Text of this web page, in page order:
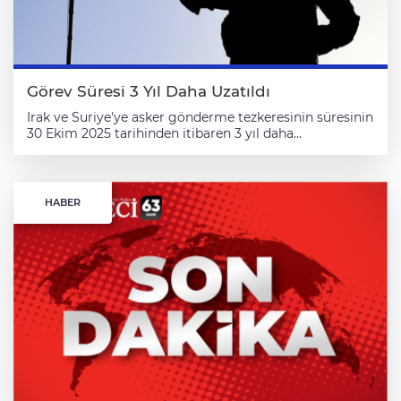
Görev Süresi 3 Yıl Daha Uzatıldı
Irak ve Suriye'ye asker gönderme tezkeresinin süresinin 30 Ekim 2025 tarihinden itibaren 3 yıl daha uzatılmasına ilişkin Cumhurbaşkanlığı tezkeresi, TBMM Genel Kurulunda kabul edildi. Cumhurbaşkanı Recep Tayyip Erdoğan'ın imzasını taşıyan tezkerede, Türkiye'nin güney kara sınırlarına mücavir bölgelerde terör tehdidinin sürüyor olması ve kalıcı istikrarın henüz tesis edilememesinin, milli güvenlik açısından risk ve tehdit oluşturmaya devam ettiği belirtildi. Türkiye'nin Irak'ın toprak bütünlüğünün, milli birliğinin ve istikrarının korunmasına büyük önem atfettiğine dikkati çekilen tezkerede, "Diğer taraftan, Irak'ta PKK ve DEAŞ unsurlarının varlığını sürdürmesi, etnik temelli ayrılıkçılığa yönelik girişimler, bölgesel barışa, istikrara ve ülkemizin güvenliğine doğrudan tehdit oluşturmaktadır. Suriye'de PKK/PYD-YPG ve DEAŞ başta olmak üzere terör örgütleri mevcudiyetini sürdürmekte ve ülkemize, ulusal güvenliğimize ve sivillere yönelik tehdit oluşturmaya devam etmektedir. " ifadesine yer verildi. Tezkerede, PKK/PYD-YPG'nin, Suriye merkezi yönetimine entegre olmaya yönelik adım atmayı ayrılıkçı ve ayrıştırıcı gündemi dolayısıyla reddettiği, ülkede kalıcı istikrarın tesisine yönelik sürecin ilerletilmesini de engellemeye çalıştığı vurgulandı. Tezkerede, "Diğer taraftan, Suriye'de mevcut yönetimin beklenti ve gereksinimi doğrultusunda ülkenin terörle mücadele imkan ve kabiliyetlerinin geliştirilmesi, sivillerin günlük yaşamlarını ve geri dönüşlerini olumsuz etkileyen mayınların temizlenmesi, ülkedeki kimyasal silahların yerlerinin tespiti ve imhası süreçlerinde de ulusal çabalara eşlik eden uluslararası çalışmaların desteklenmesi ihtiyacı bulunmaktadır." denildi. Bütün bu gelişmeler çerçevesinde, Irak ve Suriye'nin toprak bütünlüğünü bozmaya, istikrar ve güvenlik tesisi çabalarını sekteye uğratmaya ve sahada gayrimeşru oldubittiler oluşturmaya yönelik, Türkiye'nin milli güvenliğine tehlike oluşturabilecek her türlü risk, tehdit ve eyleme karşı, uluslararası hukuktan doğan haklar doğrultusunda gerekli önlemlerin alınması ve Suriye'deki istikrarın tesisine dair çabaların pekiştirilmesinin milli güvenlik açısından hayati önem arz ettiği belirtildi. Tezkerede, şunlar kaydedildi: "Ayrıca, Birleşmiş Milletler Güvenlik Konseyinin 2170 (2014), 2178 (2014), 2249 (2015) ve 2254 (2015) sayılı kararlarıyla, Irak ve Suriye'nin toprak bütünlüğünün ve bağımsızlığının teyit edilmiş olmasının ve yine 2170 (2014) sayılı Kararda bu ülkelerdeki terör faaliyetlerinin kınanarak DEAŞ ve benzeri terör örgütlerinin faaliyetlerine karşı Birleşmiş Milletler üyesi tüm ülkelere 1373 (2001) sayılı Karar ve uluslararası hukuk çerçevesindeki sorumluluklarına uygun şekilde gerekli tedbirleri alma çağrısında bulunulmuş olmasının ışığında, Türkiye'nin DEAŞ ve diğer terör örgütleriyle mücadele amacıyla oluşturulan uluslararası koalisyon bünyesinde iştirak ettiği faaliyetlerin sürdürülmesi de önem taşımaktadır. Bu mülahazalarla, Türkiye'nin milli güvenliğine yönelik ayrılıkçı hareketler, terör tehdidi ve her türlü güvenlik riskine karşı uluslararası hukuk çerçevesinde gerekli her türlü tedbiri almak, Irak ve Suriye'deki tüm terör örgütlerinden ülkemize bundan sonra da yönelebilecek saldırıları bertaraf etmek ve kitlesel göç gibi diğer muhtemel risklere karşı milli güvenliğimizin idame ettirilmesini sağlamak, Türkiye'nin güney kara sınırlarına mücavir bölgelerde yaşanan ve hiçbir meşruiyeti olmayan tek taraflı bölücü girişimler ve bunlarla ilgili olabilecek gelişmeler karşısında Türkiye'nin menfaatlerini etkili bir şekilde korumak ve kollamak, gelişmelerin seyrine göre ileride telafisi güç bir durumla karşılaşmamak için süratli ve dinamik bir politika izlenmesine yardımcı olmak üzere hudut, şümul, miktar ve zamanı Cumhurbaşkanınca takdir ve tayin olunacak şekilde, Türk Silahlı Kuvvetlerinin gerektiği takdirde sınır ötesi harekat ve müdahalede bulunmak üzere yabancı ülkelere gönderilmesi ve aynı amaçlara matuf olmak üzere yabancı silahlı kuvvetlerin Türkiye'de bulunması, bu kuvvetlerin Cumhurbaşkanının belirleyeceği esaslara göre kullanılması ile risk ve tehditlerin giderilebilmesi için her türlü tedbirin alınması ve bunlara imkan sağlayacak düzenlemelerin Cumhurbaşkanı tarafından belirlenecek esaslara göre yapılması için 2.10.2014 tarihli ve 1071 sayılı Türkiye Büyük Millet Meclisi Kararı ile verilen ve son olarak 17.10.2023 tarihli ve 1395 sayılı Türkiye Büyük Millet Meclisi Kararı ile uzatılan iznin süresinin 30 Ekim 2025 tarihinden itibaren 3 yıl uzatılması hususunda gereğini Anayasa'nın 92. maddesi uyarınca bilgilerinize sunarım." Görüşmelerden Yeni Yol Partisi Ankara Milletvekili İdris Şahin, istikrarın yalnızca silahla değil, diyalog ve işbirliğiyle sağlanabileceğini belirtti. Tezkerenin süresinin 3 yıl olmasını eleştiren Şahin, "Bizim TBMM geleneğinde böyle bir şey yoktu. TBMM'yi çalıştırmak çok mu zor ki siz 2 yıllık, 3 yıllık tezkereleri buradan çıkarıyorsunuz? Oysa tezkerelerde aslolan her yıl Parlamentoda yenilenebilecek güce iktidarın sahip olduğu gerçeğidir. Sayısal çoğunluğunuz, dilediğiniz gibi bu tezkereleri yılda bir görüşmek suretiyle çıkartabilir." ifadelerini kullandı. Tezkereye destek vereceklerini kaydeden Şahin, "Suriye'de ve Irak'ta Türkiye'ye yönelik bir tehdidin varlığını hepimiz görüyoruz, bu konuda hiçbir tereddüt yok ama yangından mal kaçırır gibi 3 yıllık bir tezkerenin bu parlamentoda görüşülmüş olmasını doğru bulmuyoruz ve iki buçuk yıl sonra Anayasa'ya göre görev süresi tamamlanmış milletvekillerinin bu yönde bir irade kullanması da bir noktada yetki gaspıdır." dedi. İYİ Parti Muğla Milletvekili Metin Ergun, PKK, PYD, YPG ve DEAŞ gibi terör örgütlerinin sınırlardaki varlığının Türkiye'nin uluslararası hukuktan kaynaklanan meşru müdafaa hakkını kullanmasını haklı kıldığını söyledi. Tezkereyi desteklediklerini belirten Ergun, şöyle konuştu: "Dış politika, macera arayışlarından, duygusal reaksiyonlardan ve ideolojik sapmalarından arındırılmış, sadece milli menfaatler ekseninde şekillenmelidir, tezkerelerle talep edilen yetkiler bu büyük ve tarihi vizyonun bir parçası olmalıdır. Bizim 'evet'imiz, terörle mücadeleye destektir ama keyfiliğe, basiretsizliğe, kurumların devre dışı bırakılmasına rıza göstermek değildir. Bizim 'evet'imiz, devletin meşruiyetini, Meclisin iradesini ve hukukun üstünlüğünü koruma iradesidir." MHP Erzurum Milletvekili Kamil Aydın, tezkereye destek vereceklerini söyledi. Türkiye'nin en uzun güney kara sınırlarına mücavir bölgelerde terör tehdidinin sürüyor olması ve kalıcı istikrarın henüz tesis edilmemesinin milli güvenlik açısından risk ve tehdit oluşturmaya devam ettiğini kaydeden Aydın, "İçeride olduğu gibi dışarıda da sulhu önceleyen kadim bir siyasi geleneğin mirasçısı olarak Türkiye, komşumuz Irak'ın toprak bütünlüğünün, milli birliğinin ve istikrarının korunmasına büyük bir önem atfetmektedir. Öte yandan, Suriye'de PKK-PYD/YPG ve DEAŞ başta olmak üzere terör örgütleri mevcudiyetini sürdürmekte ve ülkemize, ulusal güvenliğimize ve sivillere yönelik tehdit oluşturmaya devam etmektedir. Bu terör örgütleri, Suriye merkezli yönetime entegre olmaya yönelik adım atmayı, ayrılıkçı ve ayrıştırıcı gündemi dolayısıyla reddetmekte, ülkede kalıcı istikrarın tesisine yönelik sürecin ilerletilmesine de engel olmaya çalışmaktadır." dedi. DEM Parti Antalya Milletvekili Hakkı Saruhan Oluç, Türkiye'nin coğrafyasında huzuru tesis etmenin en doğru yolunun demokratik ve barışçı siyaseti esas almaktan geçtiğini belirtti. Oluç, şu değerlendirmelerde bulundu: "Orta Doğu'da şiddetin, ölümün değil halkların bir arada eşit ve barışçıl bir yaşamın tarafıyız. Demokratik ve barışçıl yaşamı bu topraklara hakim kılmanın her zamankinden daha güçlü bir şekilde kendisini dayattığını düşünüyoruz. O nedenle, bu anlayışı içermeyen Irak, Suriye tezkeresine 'hayır' oyu vereceğimizi belirtmek istiyorum." CHP İstanbul Milletvekili Namık Tan, 18 yıldır aralıksız yürürlükte olan bir tezkereyi görüşeceklerini belirtti. CHP'nin farklı dönemlerde bu tezkereyi gözden geçirdiğini belirten Tan, geçen 2 tezkereye ise "ret" oyu verdiklerini hatırlattı. Bu tezkereye de "ret" oyu vereceklerini kaydeden Tan, tezkerenin 3 yıllık süreyle çıkarılmasına da tepki gösterdi. Tan, "Terörsüz Türkiye" hedefi doğrultusunda TBMM'de kurulan Milli Dayanışma, Kardeşlik ve Demokrasi Komisyonuna katıldıklarını anımsatarak, "Komisyon İmralı'ya gidecekse TSK neden Irak ve Suriye'ye gidecektir? TSK Irak ve Suriye'de ucu açık konuşlandırılmaya devam edecekse Komisyonun Ada'ya gitmesi hangi amacı gütmektedir?" ifadesini kullandı. TBMM Dışişleri Komisyonu Başkanı ve AK Parti Ankara Milletvekili Fuat Oktay, Türkiye'nin dünyada barışın anahtarı konumuna geldiğini belirterek, Türkiye'nin aynı zamanda insani yardımlar açısından da dünyanın en önde gelen ülkeleri arasında yer aldığını söyledi. Terör örgütü PKK'nın "Terörsüz Türkiye" süreci kapsamında bir süre önce kendisini feshettiğini açıklayarak, silah bırakma sürecine girdiğini ilan ettiğini anımsatan Oktay, PKK'nın kendisini feshinin söylemden öteye geçerek bir an önce fiiliyata dönüşmesi gerektiğini, bu süreci ilgili kurumların yakından takip ettiğini belirtti. Oktay, Türkiye Cumhuriyeti Devleti ve Türk Silahlı Kuvvetlerinin sadece kendi vatandaşlarını değil, aynı zamanda komşu ülkelerdeki sivilleri de korumayı önemli bir insani sorumluluk olarak gördüğünü ifade etti. Mevcut Şam yönetimi ülkenin toprak bütünlüğünü ve istikrarını sağlamak için yoğun çaba harcadığını belirten Oktay, şunları kaydetti: "Ancak bu ülkede istikrar maalesef tam anlamıyla henüz sağlanamamıştır. Suriye'de devam eden istikrarsızlıkta başta İsrail olmak üzere dış güçlerin bu ülkeye gayrimeşru askeri müdahaleleri de önemli bir rol oynamaktadır. PKK'nın Suriye kolu olan PYD, YPG, SDG son on yıldır iç kargaşadan yararlanarak ve yabancı güçlerin de desteğiyle Suriye'nin yaklaşık üçte 1'ini kontrol altında tutmaya devam etmektedir. SDG işgalindeki bölgenin Suriye'nin tarım açısından en verimli topraklarını, su kaynaklarını ve bu ü
HABER